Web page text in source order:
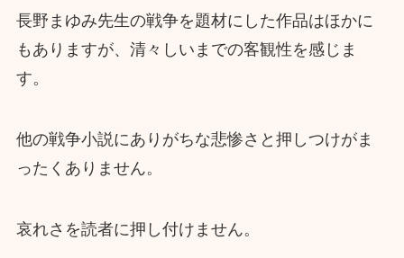
長野まゆみ先生の戦争を題材にした作品はほかに
もありますが、清々しいまでの客観性を感じま
す。
他の戦争小説にありがちな悲惨さと押しつけがま
ったくありません。
哀れさを読者に押し付けません。